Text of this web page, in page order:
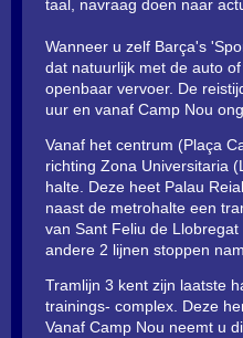
taal, navraag doen naar
Wanneer u zelf Barça's
dat natuurlijk met de auto
openbaar vervoer. De
uur en vanaf Camp Nou
Vanaf het centrum (Plaça
richting Zona Universitaria
halte. Deze heet Palau
naast de metrohalte een
van Sant Feliu de
andere 2 lijnen stoppen
Tramlijn 3 kent zijn laatste
trainings- complex. Deze
Vanaf Camp Nou neemt u